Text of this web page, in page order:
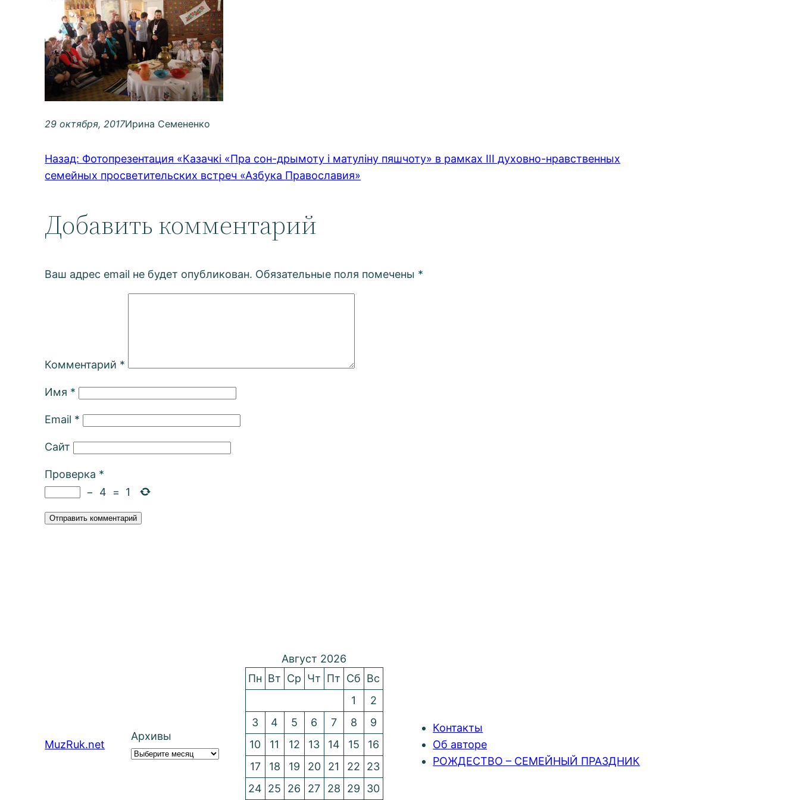
29 октября, 2017Ирина Семененко
Назад: Фотопрезентация «Казачкі «Пра сон-дрымоту і матуліну пяшчоту» в рамках III духовно-нравственных
семейных просветительских встреч «Азбука Православия»
Добавить комментарий
Ваш адрес email не будет опубликован. Обязательные поля помечены *
Комментарий *
Имя *
Email *
Сайт
Проверка *
−
4 = 1
MuzRuk.net
Архивы
Август 2026
Пн Вт Ср Чт Пт Сб Вс
1
2
3
4 5 6 7 8
9
10
11 12 13 14 15
16
17
18 19 20 21 22
23
24 25 26 27 28 29 30
Контакты
Об авторе
РОЖДЕСТВО – СЕМЕЙНЫЙ ПРАЗДНИК